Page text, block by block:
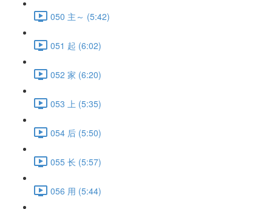
050 主～ (5:42)
051 起 (6:02)
052 家 (6:20)
053 上 (5:35)
054 后 (5:50)
055 长 (5:57)
056 用 (5:44)